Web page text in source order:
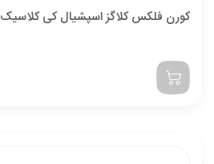
کورن فلکس کلاگز اسپشیال کی کلاسیک 300 گرمی